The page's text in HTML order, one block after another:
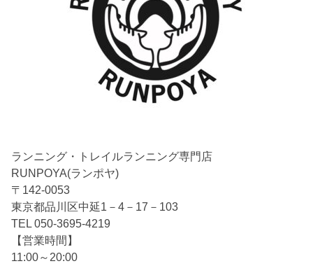
ランニング・トレイルランニング専門店
RUNPOYA(ランポヤ)
〒142-0053
東京都品川区中延1－4－17－103
TEL 050-3695-4219
【営業時間】
11:00～20:00